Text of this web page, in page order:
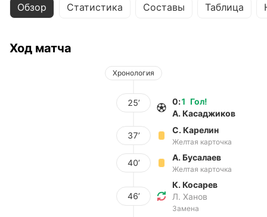
Обзор Статистика Составы Таблица
Ход матча
Хронология
25’ Гол!
0:1
А. Касаджиков
37’
С. Карелин
Желтая карточка
40’
А. Бусалаев
Желтая карточка
46’
К. Косарев
Л. Ханов
Замена